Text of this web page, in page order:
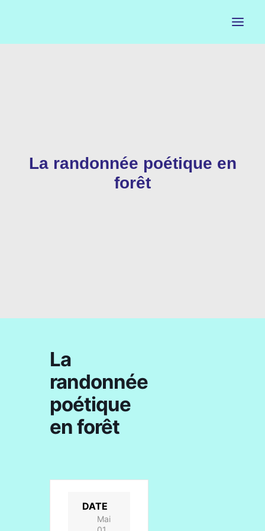
CALENDRIER
La randonnée poétique en
forêt
La
randonnée
poétique
en forêt
DATE
Mai